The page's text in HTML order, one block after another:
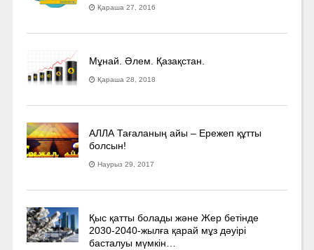
Қараша 27, 2016
Мұнай. Әлем. Қазақстан.
Қараша 28, 2018
АЛЛА Тағаланың айы – Ережеп құтты
болсын!
Наурыз 29, 2017
Қыс қатты болады және Жер бетінде
2030-2040­-жылға қарай мұз дәуірі
басталуы мүмкін…